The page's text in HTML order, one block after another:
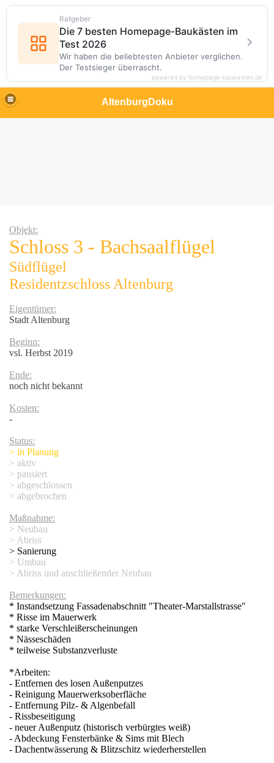
AltenburgDoku
Objekt:
Schloss 3 - Bachsaalflügel
Südflügel
Residentzschloss Altenburg
Eigentümer:
Stadt Altenburg
Beginn:
vsl. Herbst 2019
Ende:
noch nicht bekannt
Kosten:
-
Status:
> in Planung
> aktiv
> pausiert
> abgeschlossen
> abgebrochen
Maßnahme:
> Neubau
> Abriss
> Sanierung
> Umbau
> Abriss und anschließender Neubau
Bemerkungen:
* Instandsetzung Fassadenabschnitt "Theater-Marstallstrasse"
* Risse im Mauerwerk
* starke Verschleißerscheinungen
* Nässeschäden
* teilweise Substanzverluste
*Arbeiten:
- Entfernen des losen Außenputzes
- Reinigung Mauerwerksoberfläche
- Entfernung Pilz- & Algenbefall
- Rissbeseitigung
- neuer Außenputz (historisch verbürgtes weiß)
- Abdeckung Fensterbänke & Sims mit Blech
- Dachentwässerung & Blitzschitz wiederherstellen
Ratgeber
Die 7 besten Homepage-Baukästen im
Test 2026
Wir haben die beliebtesten Anbieter verglichen.
Der Testsieger überrascht.
powered by homepage-baukasten.de